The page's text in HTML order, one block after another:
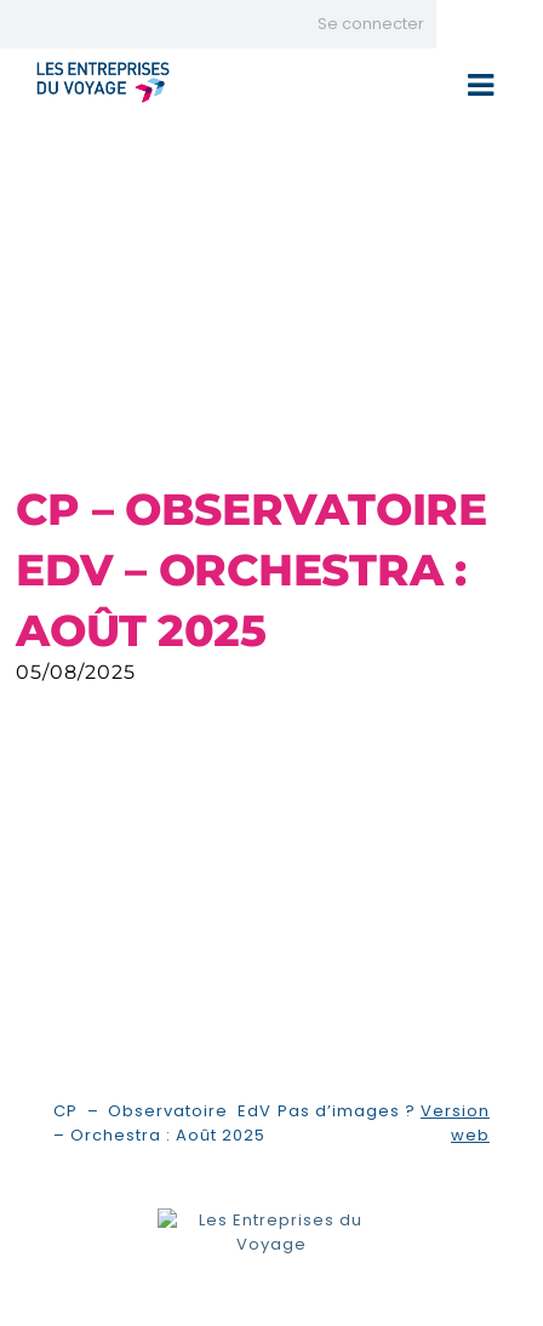
Se connecter
CP – OBSERVATOIRE
EDV – ORCHESTRA :
AOÛT 2025
05/08/2025
CP – Observatoire EdV
– Orchestra : Août 2025
Pas d’images ? Version
web